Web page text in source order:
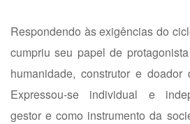
Respondendo às exigências do
cumpriu seu papel de
humanidade, construtor e
Expressou-se individual e
gestor e como instrumento da